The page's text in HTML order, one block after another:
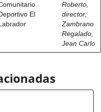
El
Roberto,
director;
Zambrano
Regalado,
Jean Carlo